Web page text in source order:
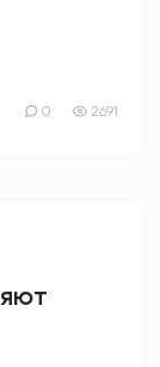
0 2691